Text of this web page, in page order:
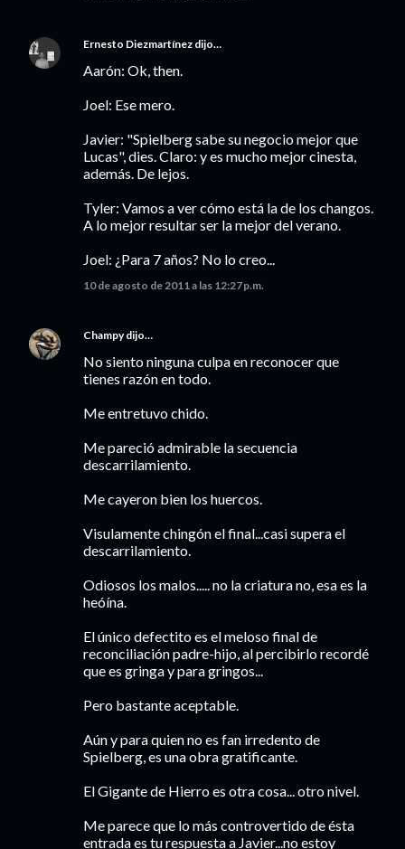
Ernesto Diezmartínez dijo…
Aarón: Ok, then.
Joel: Ese mero.
Javier: "Spielberg sabe su negocio mejor que
Lucas", dies. Claro: y es mucho mejor cinesta,
además. De lejos.
Tyler: Vamos a ver cómo está la de los changos.
A lo mejor resultar ser la mejor del verano.
Joel: ¿Para 7 años? No lo creo...
10 de agosto de 2011 a las 12:27 p.m.
Champydijo…
No siento ninguna culpa en reconocer que
tienes razón en todo.
Me entretuvo chido.
Me pareció admirable la secuencia
descarrilamiento.
Me cayeron bien los huercos.
Visulamente chingón el final...casi supera el
descarrilamiento.
Odiosos los malos..... no la criatura no, esa es la
heóína.
El único defectito es el meloso final de
reconciliación padre-hijo, al percibirlo recordé
que es gringa y para gringos...
Pero bastante aceptable.
Aún y para quien no es fan irredento de
Spielberg, es una obra gratificante.
El Gigante de Hierro es otra cosa... otro nivel.
Me parece que lo más controvertido de ésta
entrada es tu respuesta a Javier...no estoy